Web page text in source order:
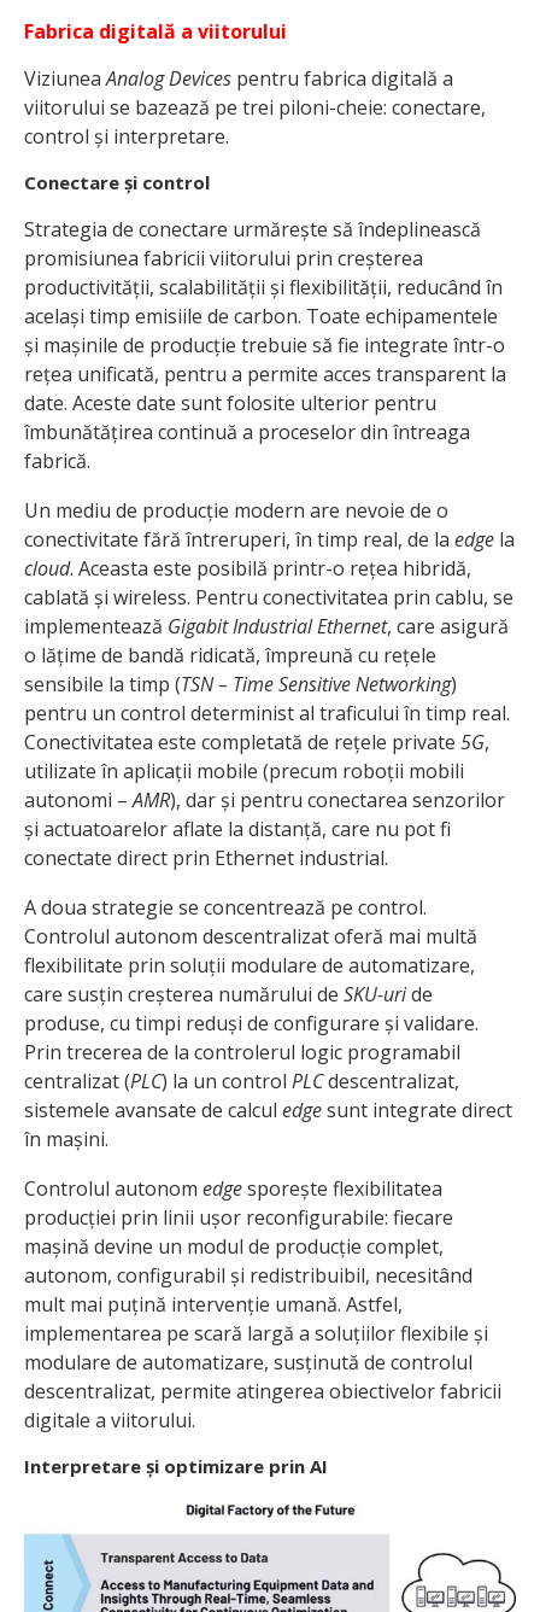
Fabrica digitală a viitorului
ViziuneaAnalog Devices pentru fabrica digitală a
viitorului se bazează pe trei piloni-cheie: conectare,
control și interpretare.
Conectare și control
Strategia de conectare urmărește să îndeplinească
promisiunea fabricii viitorului prin creșterea
productivității, scalabilității și flexibilității, reducând în
același timp emisiile de carbon. Toate echipamentele
și mașinile de producție trebuie să fie integrate într-o
rețea unificată, pentru a permite acces transparent la
date. Aceste date sunt folosite ulterior pentru
îmbunătățirea continuă a proceselor din întreaga
fabrică.
Un mediu de producție modern are nevoie de o
conectivitate fără întreruperi, în timp real, de la edge la
cloud. Aceasta este posibilă printr-o rețea hibridă,
cablată și wireless. Pentru conectivitatea prin cablu, se
implementează Gigabit Industrial Ethernet, care asigură
o lățime de bandă ridicată, împreună cu rețele
sensibile la timp (TSN – Time Sensitive Networking)
pentru un control determinist al traficului în timp real.
Conectivitatea este completată de rețele private 5G,
utilizate în aplicații mobile (precum roboții mobili
autonomi –AMR), dar și pentru conectarea senzorilor
și actuatoarelor aflate la distanță, care nu pot fi
conectate direct prin Ethernet industrial.
A doua strategie se concentrează pe control.
Controlul autonom descentralizat oferă mai multă
flexibilitate prin soluții modulare de automatizare,
care susțin creșterea numărului de SKU-uride
produse, cu timpi reduși de configurare și validare.
Prin trecerea de la controlerul logic programabil
centralizat (PLC) la un control PLCdescentralizat,
sistemele avansate de calcul edgesunt integrate direct
în mașini.
Controlul autonom edgesporește flexibilitatea
producției prin linii ușor reconfigurabile: fiecare
mașină devine un modul de producție complet,
autonom, configurabil și redistribuibil, necesitând
mult mai puțină intervenție umană. Astfel,
implementarea pe scară largă a soluțiilor flexibile și
modulare de automatizare, susținută de controlul
descentralizat, permite atingerea obiectivelor fabricii
digitale a viitorului.
Interpretare și optimizare prin AI